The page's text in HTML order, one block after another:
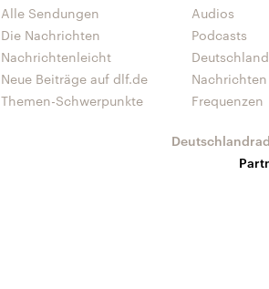
Alle Sendungen
Die Nachrichten
Nachrichtenleicht
Neue Beiträge auf dlf.de
Themen-Schwerpunkte
Audios
Podcasts
Frequenzen